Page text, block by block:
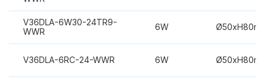
V36DLA-6W30-24TR9-
WWR
6W
V36DLA-6RC-24-WWR 6W